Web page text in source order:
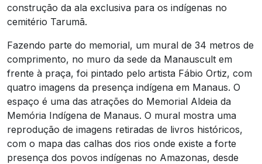
construção da ala exclusiva para os indígenas no
cemitério Tarumã.
Fazendo parte do memorial, um mural de 34 metros de
comprimento, no muro da sede da Manauscult em
frente à praça, foi pintado pelo artista Fábio Ortiz, com
quatro imagens da presença indígena em Manaus. O
espaço é uma das atrações do Memorial Aldeia da
Memória Indígena de Manaus. O mural mostra uma
reprodução de imagens retiradas de livros históricos,
com o mapa das calhas dos rios onde existe a forte
presença dos povos indígenas no Amazonas, desde